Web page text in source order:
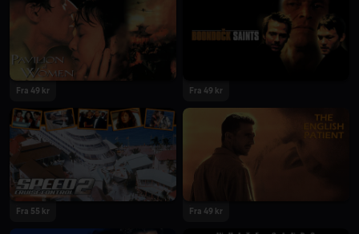
Fra 49 kr Fra 49 kr
Fra 55 kr Fra 49 kr